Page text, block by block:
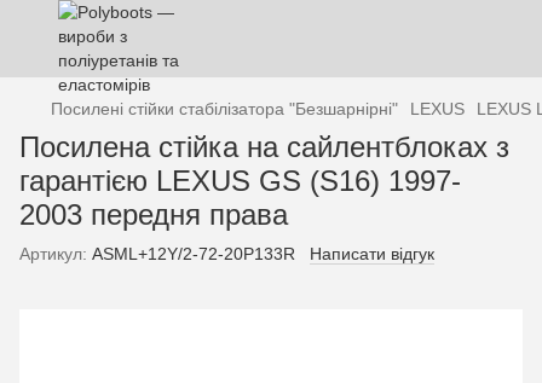
Посилені стійки стабілізатора "Безшарнірні" LEXUS LEXUS
Посилена стійка на сайлентблоках з
гарантією LEXUS GS (S16) 1997-
2003 передня права
Артикул: ASML+12Y/2-72-20P133R Написати відгук